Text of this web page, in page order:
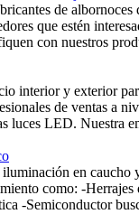
de
que estén
con nuestros
interior y exterior
de ventas a
luces LED. Nuestra
iluminación en caucho
como: -Herrajes
-Semiconductor